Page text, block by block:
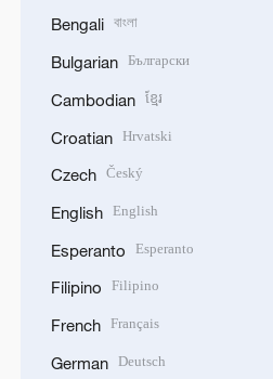
Bengali বাংলা
Bulgarian Български
Cambodian ខ្មែរ
Croatian Hrvatski
Czech Český
English English
Esperanto Esperanto
Filipino Filipino
French Français
German Deutsch